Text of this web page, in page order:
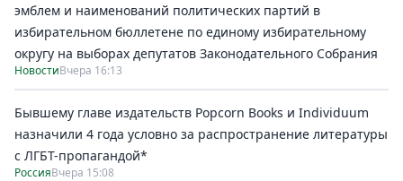
эмблем и наименований политических партий в
избирательном бюллетене по единому избирательному
округу на выборах депутатов Законодательного Собрания
НовостиВчера 16:13
Бывшему главе издательств Popcorn Books и Individuum
назначили 4 года условно за распространение литературы
с ЛГБТ-пропагандой*
РоссияВчера 15:08